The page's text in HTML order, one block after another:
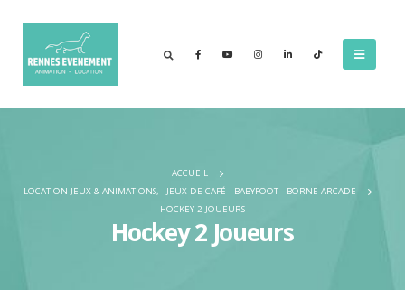
ACCUEIL
LOCATION JEUX & ANIMATIONS,
JEUX DE CAFÉ - BABYFOOT - BORNE ARCADE
HOCKEY 2 JOUEURS
Hockey 2 Joueurs